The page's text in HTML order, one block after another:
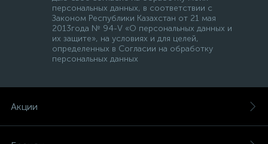
персональных данных, в соответствии с
Законом Республики Казахстан от 21 мая
2013года № 94-V «О персональных данных и
их защите», на условиях и для целей,
определенных в Согласии на обработку
персональных данных
Акции